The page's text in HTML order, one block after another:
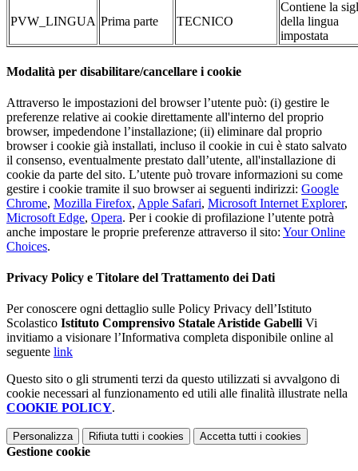
PVW_LINGUA Prima parte TECNICO
Contiene la
della lingua
impostata
Modalità per disabilitare/cancellare i cookie
Attraverso le impostazioni del browser l’utente può: (i) gestire le
preferenze relative ai cookie direttamente all'interno del proprio
browser, impedendone l’installazione; (ii) eliminare dal proprio
browser i cookie già installati, incluso il cookie in cui è stato salvato
il consenso, eventualmente prestato dall’utente, all'installazione di
cookie da parte del sito. L’utente può trovare informazioni su come
gestire i cookie tramite il suo browser ai seguenti indirizzi: Google
Chrome, Mozilla Firefox, Apple Safari, Microsoft Internet Explorer,
Microsoft Edge, Opera. Per i cookie di profilazione l’utente potrà
anche impostare le proprie preferenze attraverso il sito: Your Online
Choices.
Privacy Policy e Titolare del Trattamento dei Dati
Per conoscere ogni dettaglio sulle Policy Privacy dell’Istituto
Scolastico Istituto Comprensivo Statale Aristide GabelliVi
invitiamo a visionare l’Informativa completa disponibile online al
seguente link
Questo sito o gli strumenti terzi da questo utilizzati si avvalgono di
cookie necessari al funzionamento ed utili alle finalità illustrate nella
COOKIE POLICY.
Personalizza Rifiuta tutti i cookies Accetta tutti i cookies
Gestione cookie